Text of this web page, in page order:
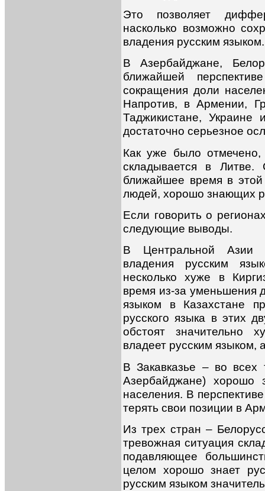
Это позволяет
насколько возможно
владения русским языком.
В Азербайджане,
ближайшей
сокращения доли
Напротив, в Армении,
Таджикистане, Украине
достаточно серьезное
Как уже было отмечено,
складывается в
ближайшее время в этой
людей, хорошо знающих
Если говорить о
следующие выводы.
В Центральной Азии
владения русским
несколько хуже в
время из-за уменьшения
языком в Казахстане
русского языка в этих
обстоят значительно
владеет русским языком,
В Закавказье – во всех
Азербайджане) хорошо
населения. В
терять свои позиции в
Из трех стран –
тревожная ситуация
подавляющее
целом хорошо знает
русским языком